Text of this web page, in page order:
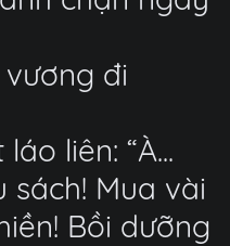
vương đi
liên: “À...
sách! Mua vài
Bồi dưỡng